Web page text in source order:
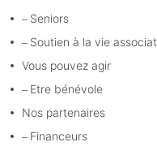
Seniors
Soutien à la vie
Vous pouvez agir
Etre bénévole
Nos partenaires
Financeurs